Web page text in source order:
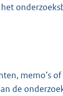
memo’s
de